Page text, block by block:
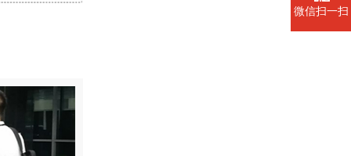
微信扫一扫